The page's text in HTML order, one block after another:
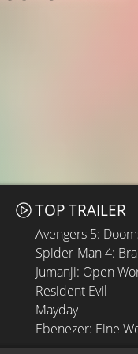
TOP TRAILER
Avengers 5:
Spider-Man 4:
Jumanji: Open
Resident Evil
Mayday
Ebenezer: Eine